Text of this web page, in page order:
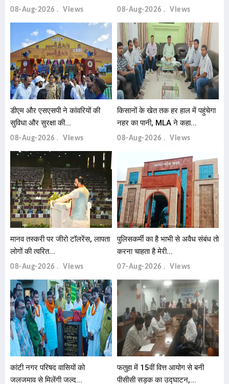
08-Aug-2026 Views 08-Aug-2026 Views
डीएम और एसएसपी ने कांवरियों की
सुविधा और सुरक्षा की...
08-Aug-2026 Views
किसानों के खेत तक हर हाल में पहुंचेगा
नहर का पानी, MLA ने कहा...
08-Aug-2026 Views
मानव तस्करी पर जीरो टॉलरेंस, लापता
लोगों की त्वरित...
08-Aug-2026 Views
पुलिसकर्मी का है भाभी से अवैध संबंध तो
करना चाहता है मेरी...
07-Aug-2026 Views
कांटी नगर परिषद वासियों को
जलजमाव से मिलेंगी जल्द...
फतुहा में 15वीं वित्त आयोग से बनी
पीसीसी सड़क का उद्घाटन,...